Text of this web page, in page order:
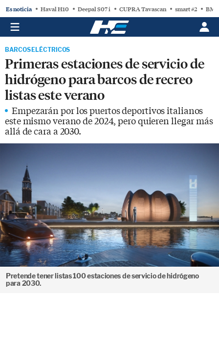
Es noticia Haval H10 Deepal S07 i CUPRA Tavascan smart #2
BARCOS ELÉCTRICOS
Primeras estaciones de servicio de
hidrógeno para barcos de recreo
listas este verano
Empezarán por los puertos deportivos italianos
este mismo verano de 2024, pero quieren llegar más
allá de cara a 2030.
Pretende tener listas 100 estaciones de servicio de hidrógeno
para 2030.